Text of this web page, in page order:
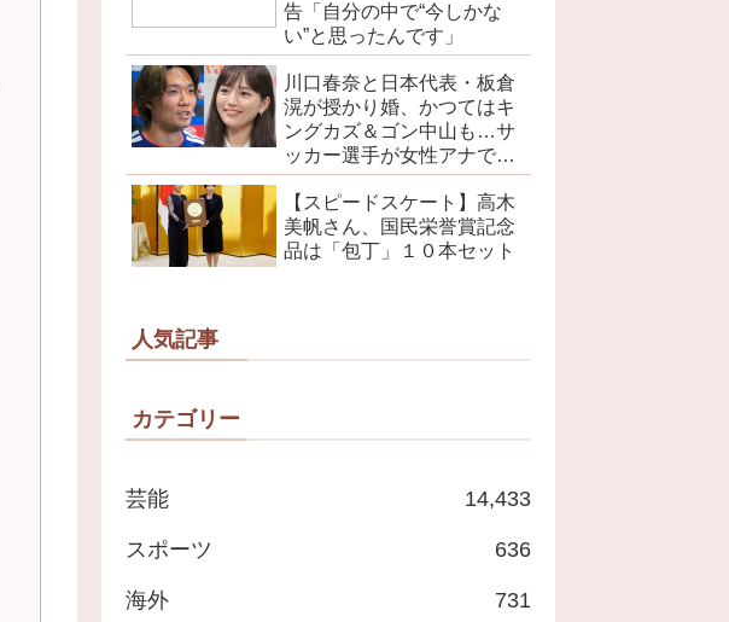
告「自分の中で“今しかな
い”と思ったんです」
川口春奈と日本代表・板倉
滉が授かり婚、かつてはキ
ングカズ＆ゴン中山も…サ
ッカー選手が女性アナでは
なく女優と出会う接点
【スピードスケート】高木
美帆さん、国民栄誉賞記念
品は「包丁」１０本セット
人気記事
カテゴリー
芸能 14,433
スポーツ 636
海外 731